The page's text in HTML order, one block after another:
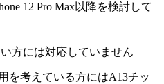
12 Pro Max以降を検討して
方には対応していません
を考えている方にはA13チッ